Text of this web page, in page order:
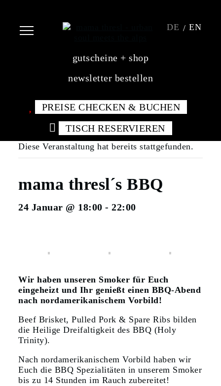
DE EN
gutscheine + shop
newsletter bestellen
PREISE CHECKEN & BUCHEN
TISCH RESERVIEREN
Diese Veranstaltung hat bereits stattgefunden.
mama thresl´s BBQ
24 Januar @ 18:00 -22:00
Wir haben unseren Smoker für Euch
eingeheizt und Ihr genießt einen BBQ-Abend
nach nordamerikanischem Vorbild!
Beef Brisket, Pulled Pork & Spare Ribs bilden
die Heilige Dreifaltigkeit des BBQ (Holy
Trinity).
Nach nordamerikanischem Vorbild haben wir
Euch die BBQ Spezialitäten in unserem Smoker
bis zu 14 Stunden im Rauch zubereitet!